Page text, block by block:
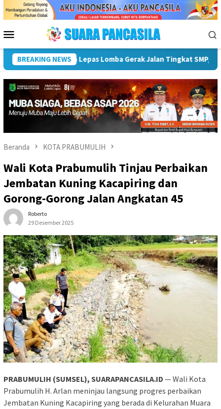
Menu
Mobile
BREAKING NEWS
HUT ke-81 RI Pemkot Lubuk Linggau
Beranda KOTA PRABUMULIH
Wali Kota Prabumulih Tinjau Perbaikan
Jembatan Kuning Kacapiring dan
Gorong-Gorong Jalan Angkatan 45
Roberto
29 Desember 2025
PRABUMULIH (SUMSEL), SUARAPANCASILA.ID — Wali Kota
Prabumulih H. Arlan meninjau langsung progres perbaikan
Jembatan Kuning Kacapiring yang berada di Kelurahan Muara